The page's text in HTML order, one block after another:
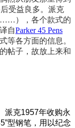
受益良多。派克
……），各个款式的
自Parker 45 Pens
等各方面的信息。
帖子，故放上来和
派克1957年收购永
型钢笔，用以纪念